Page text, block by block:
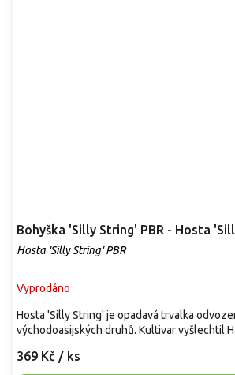
Bohyška 'Silly String' PBR - Hosta
Hosta 'Silly String' PBR
Vyprodáno
369 Kč / ks
Hosta 'Silly String' je opadavá trvalka
východoasijských druhů. Kultivar vyšlechtil